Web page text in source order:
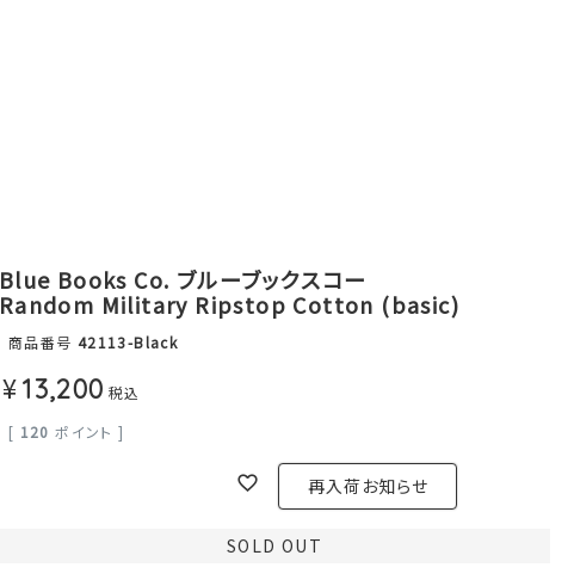
Blue Books Co. ブルーブックスコー
Random Military Ripstop Cotton (basic)
商品番号 42113-Black
¥13,200 税込
[ 120 ポイント ]
再入荷お知らせ
SOLD OUT